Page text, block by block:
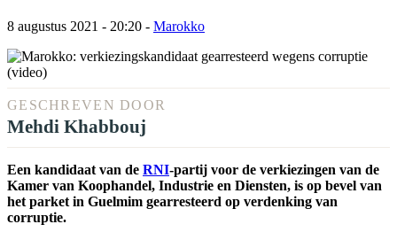
8 augustus 2021 - 20:20 - Marokko
GESCHREVEN DOOR
Mehdi Khabbouj
Een kandidaat van de RNI-partij voor de verkiezingen van de
Kamer van Koophandel, Industrie en Diensten, is op bevel van
het parket in Guelmim gearresteerd op verdenking van
corruptie.